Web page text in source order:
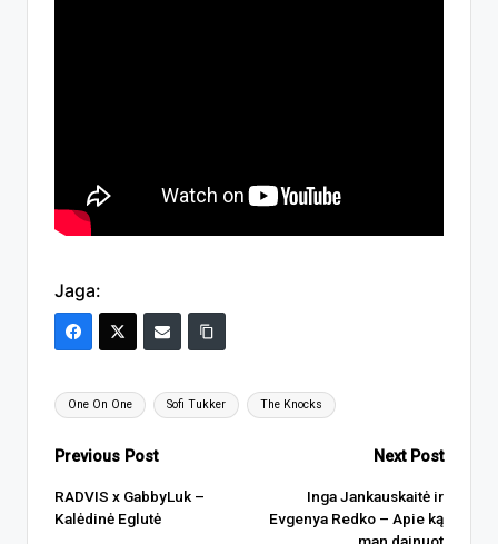
Jaga:
Tags:
One On One Sofi Tukker The Knocks
Post
navigation
Previous Post
RADVIS x GabbyLuk –
Kalėdinė Eglutė
Next Post
Inga Jankauskaitė ir
Evgenya Redko – Apie ką